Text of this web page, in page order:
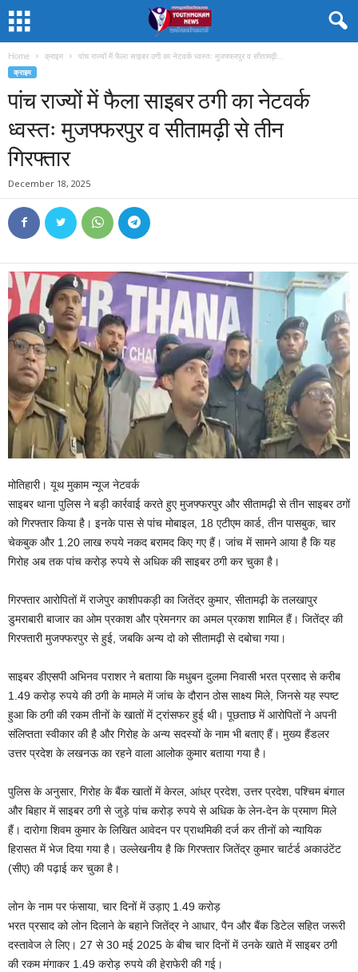
Home क्राइम पांच राज्यों में फैला साइबर ठगी का नेटवर्क ध्वस्तः मुजफ्फरपुर व सीतामढ़ी...
क्राइम
पांच राज्यों में फैला साइबर ठगी का नेटवर्क
ध्वस्तः मुजफ्फरपुर व सीतामढ़ी से तीन
गिरफ्तार
December 18, 2025
मोतिहारी। यूथ मुकाम न्यूज नेटवर्क
साइबर थाना पुलिस ने बड़ी कार्रवाई करते हुए मुजफ्फरपुर और सीतामढ़ी से तीन साइबर ठगों
को गिरफ्तार किया है। इनके पास से पांच मोबाइल, 18 एटीएम कार्ड, तीन पासबुक, चार
चेकबुक और 1.20 लाख रुपये नकद बरामद किए गए हैं। जांच में सामने आया है कि यह
गिरोह अब तक पांच करोड़ रुपये से अधिक की साइबर ठगी कर चुका है।
गिरफ्तार आरोपितों में राजेपुर काशीपकड़ी का जितेंद्र कुमार, सीतामढ़ी के तलखापुर
डुमराबारी बाजार का ओम प्रकाश और प्रेमनगर का अमल प्रकाश शामिल हैं। जितेंद्र की
गिरफ्तारी मुजफ्फरपुर से हुई, जबकि अन्य दो को सीतामढ़ी से दबोचा गया।
साइबर डीएसपी अभिनव पराशर ने बताया कि मधुबन दुलमा निवासी भरत प्रसाद से करीब
1.49 करोड़ रुपये की ठगी के मामले में जांच के दौरान ठोस साक्ष्य मिले, जिनसे यह स्पष्ट
हुआ कि ठगी की रकम तीनों के खातों में ट्रांसफर हुई थी। पूछताछ में आरोपितों ने अपनी
संलिप्तता स्वीकार की है और गिरोह के अन्य सदस्यों के नाम भी बताए हैं। मुख्य हैंडलर
उत्तर प्रदेश के लखनऊ का रहने वाला आलोक कुमार बताया गया है।
पुलिस के अनुसार, गिरोह के बैंक खातों में केरल, आंध्र प्रदेश, उत्तर प्रदेश, पश्चिम बंगाल
और बिहार में साइबर ठगी से जुड़े पांच करोड़ रुपये से अधिक के लेन-देन के प्रमाण मिले
हैं। दारोगा शिवम कुमार के लिखित आवेदन पर प्राथमिकी दर्ज कर तीनों को न्यायिक
हिरासत में भेज दिया गया है। उल्लेखनीय है कि गिरफ्तार जितेंद्र कुमार चार्टर्ड अकाउंटेंट
(सीए) की पढ़ाई कर चुका है।
लोन के नाम पर फंसाया, चार दिनों में उड़ाए 1.49 करोड़
भरत प्रसाद को लोन दिलाने के बहाने जितेंद्र ने आधार, पैन और बैंक डिटेल सहित जरूरी
दस्तावेज ले लिए। 27 से 30 मई 2025 के बीच चार दिनों में उनके खाते में साइबर ठगी
की रकम मंगाकर 1.49 करोड़ रुपये की हेराफेरी की गई।